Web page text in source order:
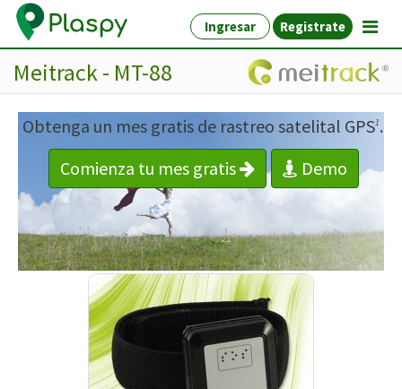
Ingresar Registrate
Meitrack - MT-88
Obtenga un mes gratis de rastreo satelital GPS1.
Comienza tu mes gratis
Demo